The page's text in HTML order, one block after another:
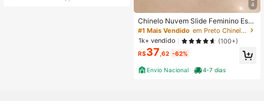
4
Chinelo Nuvem Slide Feminino Estil
o Luxo
#1 Mais Vendido
em Preto Chinelos femininos
1k+ vendido
(100+)
R$37 ,62 -62%
Envio Nacional 4-7 dias